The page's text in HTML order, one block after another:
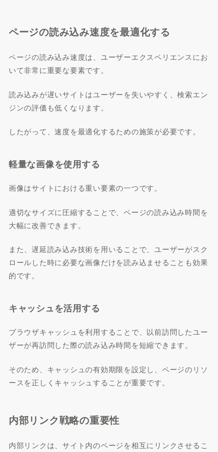
ページの読み込み速度を最適化する
ページの読み込み速度は、ユーザーエクスペリエンスにお
いて非常に重要な要素です。
読み込みが遅いサイトはユーザーを失いやすく、検索エン
ジンの評価も低くなります。
したがって、速度を最適化するための施策が必要です。
軽量な画像を使用する
画像はサイトにおける重い要素の一つです。
適切なサイズに圧縮することで、ページの読み込み時間を
大幅に改善できます。
また、遅延読み込み技術を用いることで、ユーザーがスク
ロールした時に必要な画像だけを読み込ませることも効果
的です。
キャッシュを活用する
ブラウザキャッシュを利用することで、以前訪問したユー
ザーが再訪問した際の読み込み時間を短縮できます。
そのため、キャッシュの有効期限を設定し、ページのリソ
ースを正しくキャッシュすることが重要です。
内部リンク戦略の重要性
内部リンクは、サイト内のページを相互にリンクさせるこ